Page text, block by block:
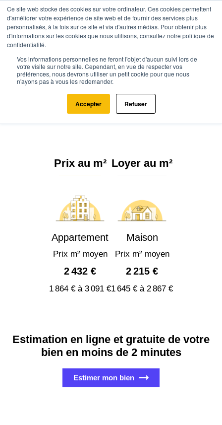
Ce site web stocke des cookies sur votre ordinateur. Ces cookies permettent
d'améliorer votre expérience de site web et de fournir des services plus
personnalisés, à la fois sur ce site et via d'autres médias. Pour obtenir plus
d'informations sur les cookies que nous utilisons, consultez notre politique de
confidentialité.
Vos informations personnelles ne feront l'objet d'aucun suivi lors de
votre visite sur notre site. Cependant, en vue de respecter vos
préférences, nous devrons utiliser un petit cookie pour que nous
n'ayons pas à vous les redemander.
Accepter Refuser
Agence.immo Prix immobilier Normandie Orne Bailleul (61160)
Estimation immobilière à Bailleul :
Prix m² 2026
Prix au m²
Appartement
Prix m² moyen
2 432 €
1 864 € à 3 091 €
Loyer au m²
Maison
Prix m² moyen
2 215 €
1 645 € à 2 867 €
Estimation en ligne et gratuite de votre
bien en moins de 2 minutes
Estimer mon bien